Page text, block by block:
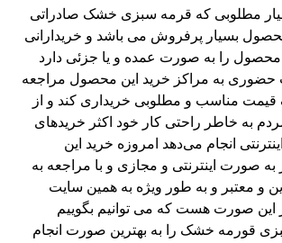
مطلوبی که قرمه سبزی خشک صادراتی
بسیار پرفروش می باشد و خریدارانی
را به صورت عمده و یا جزئی دارد
حضوری به مراکز خرید این محصول مراجعه
قیمت مناسب و مطلوبی خریداری کند و از
به خاطر راحتی کار خود اکثر خریدهای
انجام می‌دهد امروزه خرید این
صورت اینترنتی و مجازی و با مراجعه به
و معتبر و به طور ویژه به همین سایت
این صورت هست که می توانیم بگوییم
قورمه خشک را به بهترین صورت انجام